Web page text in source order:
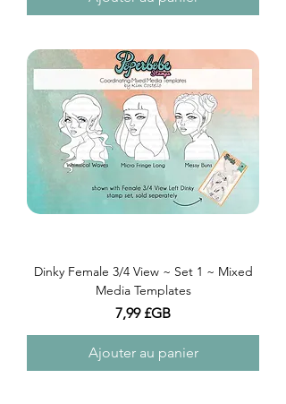
Dinky Female 3/4 View ~ Set 1 ~ Mixed
Media Templates
Prix
7,99 £GB
Ajouter au panier